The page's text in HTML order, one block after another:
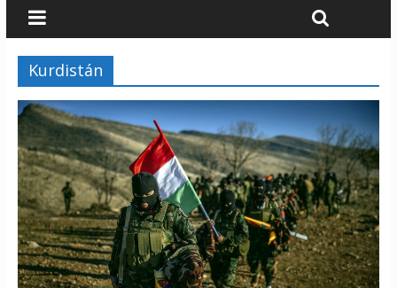
Kurdistán